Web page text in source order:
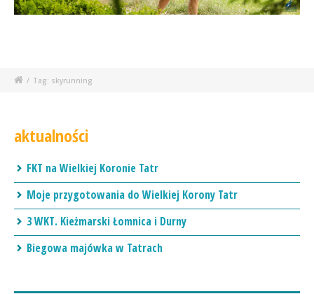
/ Tag: skyrunning
aktualności
FKT na Wielkiej Koronie Tatr
Moje przygotowania do Wielkiej Korony Tatr
3 WKT. Kieżmarski Łomnica i Durny
Biegowa majówka w Tatrach